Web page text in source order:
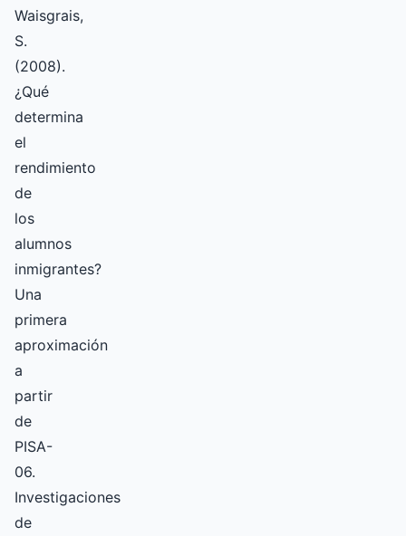
Waisgrais,
S.
(2008).
¿Qué
determina
el
rendimiento
de
los
alumnos
inmigrantes?
Una
primera
aproximación
a
partir
de
PISA-
06.
Investigaciones
de